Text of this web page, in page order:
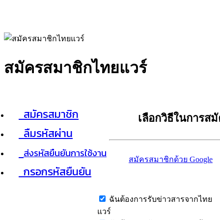
สมัครสมาชิกไทยแวร์
สมัครสมาชิก
ลืมรหัสผ่าน
ส่งรหัสยืนยันการใช้งาน
กรอกรหัสยืนยัน
เลือกวิธีในการส
สมัครสมาชิกด้วย Google
ฉันต้องการรับข่าวสารจากไทย
แวร์